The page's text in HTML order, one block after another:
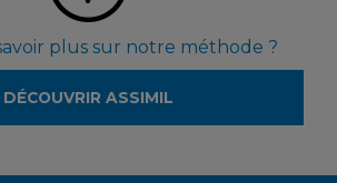
plus sur notre méthode ?
DÉCOUVRIR ASSIMIL